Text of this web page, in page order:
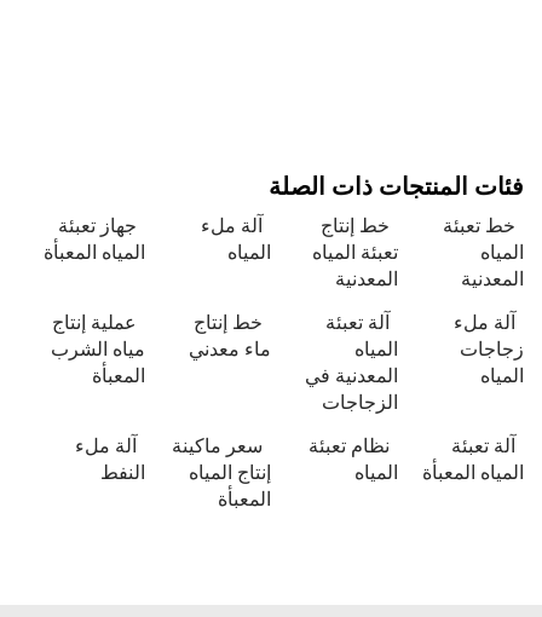
المنتجات ذات الصلة
خط إنتاج
تعبئة المياه
المعدنية
آلة ملء
المياه
جهاز تعبئة
المياه المعبأة
ملء
آلة تعبئة
المعدنية في
الزجاجات
خط إنتاج
ماء معدني
عملية إنتاج
مياه الشرب
المعبأة
نظام تعبئة
المياه
سعر ماكينة
إنتاج المياه
آلة ملء
النفط